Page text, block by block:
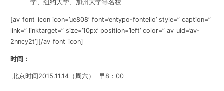
学、纽约大学、加州大学等名校
[av_font_icon icon=’ue808′ font=’entypo-fontello’ style=” caption=”
link=” linktarget=” size=’10px’ position=’left’ color=” av_uid=’av-
2nncy2t’][/av_font_icon]
时间：
北京时间2015.11.14（周六） 早8：00